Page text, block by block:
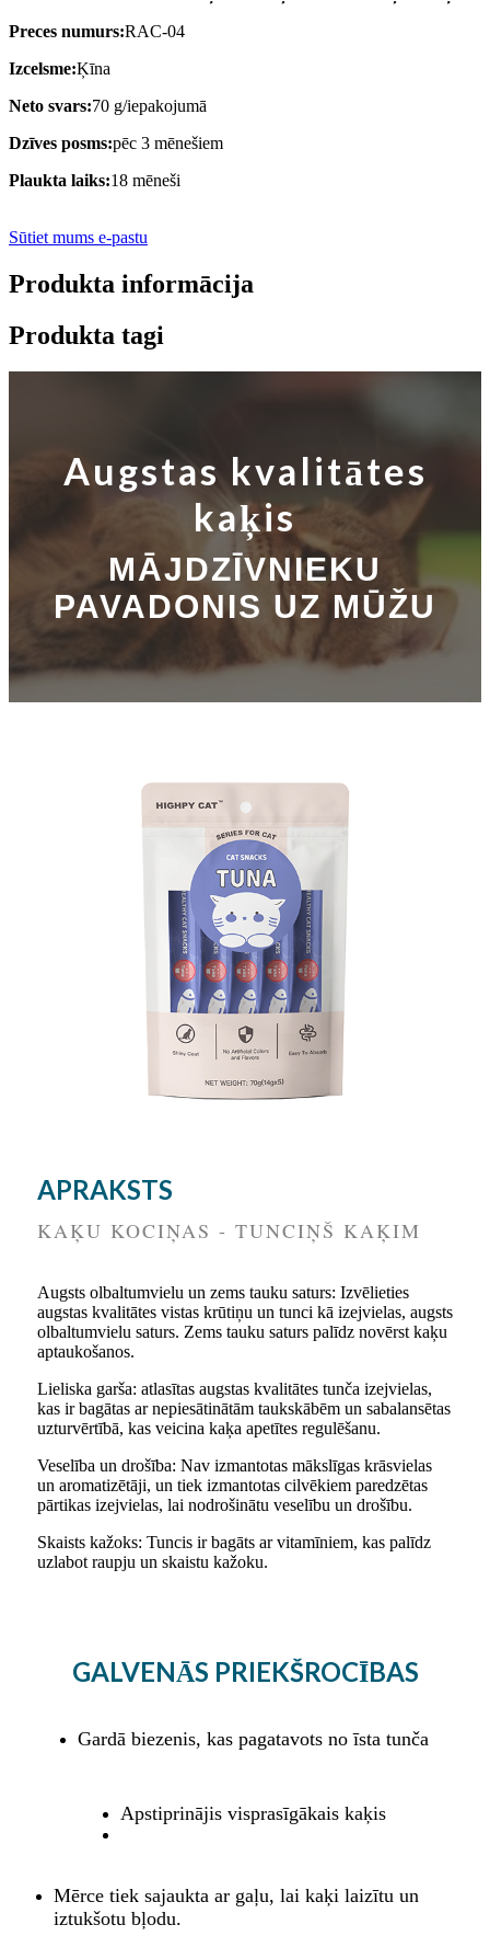
Preces numurs:RAC-04
Izcelsme:Ķīna
Neto svars:70 g/iepakojumā
Dzīves posms:pēc 3 mēnešiem
Plaukta laiks:18 mēneši
Sūtiet mums e-pastu
Produkta informācija
Produkta tagi
Augstas kvalitātes
kaķis
MĀJDZĪVNIEKU
PAVADONIS UZ MŪŽU
APRAKSTS
KAĶU KOCIŅAS - TUNCIŅŠ KAĶIM
Augsts olbaltumvielu un zems tauku saturs: Izvēlieties
augstas kvalitātes vistas krūtiņu un tunci kā izejvielas, augsts
olbaltumvielu saturs. Zems tauku saturs palīdz novērst kaķu
aptaukošanos.
Lieliska garša: atlasītas augstas kvalitātes tunča izejvielas,
kas ir bagātas ar nepiesātinātām taukskābēm un sabalansētas
uzturvērtībā, kas veicina kaķa apetītes regulēšanu.
Veselība un drošība: Nav izmantotas mākslīgas krāsvielas
un aromatizētāji, un tiek izmantotas cilvēkiem paredzētas
pārtikas izejvielas, lai nodrošinātu veselību un drošību.
Skaists kažoks: Tuncis ir bagāts ar vitamīniem, kas palīdz
uzlabot raupju un skaistu kažoku.
GALVENĀS PRIEKŠROCĪBAS
Gardā biezenis, kas pagatavots no īsta tunča
Apstiprinājis visprasīgākais kaķis
Mērce tiek sajaukta ar gaļu, lai kaķi laizītu un
iztukšotu bļodu.